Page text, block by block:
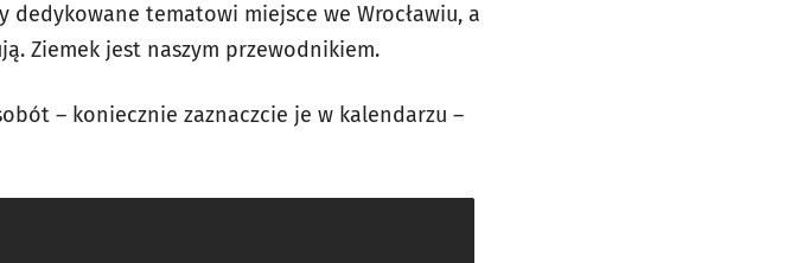
tematowi miejsce we Wrocławiu, a
Ziemek jest naszym przewodnikiem.
– koniecznie zaznaczcie je w kalendarzu –